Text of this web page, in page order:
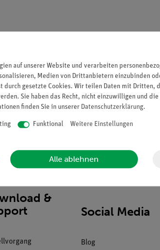
Schädels.
&
Social Media
Blog
auf unserer Website und verarbeiten
Medien von Drittanbietern einzubinden
gesetzte Cookies. Wir teilen Daten mit Dritten,
Sie haben das Recht, nicht einzuwilligen und
finden Sie in unserer Daten­schutz­erklärung.
Funktional Weitere Einstellungen
Alle ablehnen